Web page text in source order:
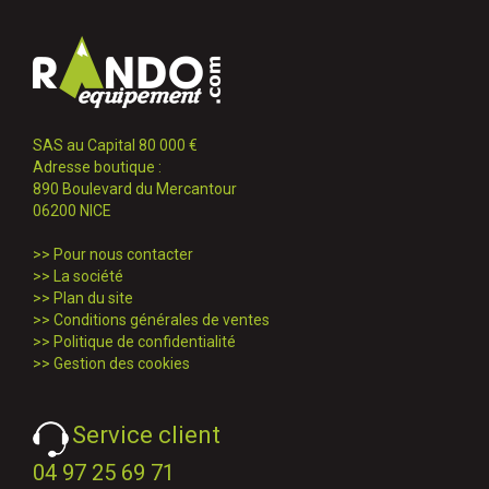
SAS au Capital 80 000 €
Adresse boutique :
890 Boulevard du Mercantour
06200 NICE
>> Pour nous contacter
>>
La société
>> Plan du site
>> Conditions générales de ventes
>> Politique de confidentialité
>> Gestion des cookies
Service client
04 97 25 69 71